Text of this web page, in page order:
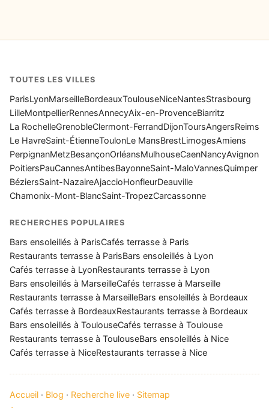
TOUTES LES VILLES
ParisLyonMarseilleBordeauxToulouseNiceNantesStrasbourg
LilleMontpellierRennesAnnecyAix-en-ProvenceBiarritz
La RochelleGrenobleClermont-FerrandDijonToursAngersReims
Le HavreSaint-ÉtienneToulonLe MansBrestLimogesAmiens
PerpignanMetzBesançonOrléansMulhouseCaenNancyAvignon
PoitiersPauCannesAntibesBayonneSaint-MaloVannesQuimper
BéziersSaint-NazaireAjaccioHonfleurDeauville
Chamonix-Mont-BlancSaint-TropezCarcassonne
RECHERCHES POPULAIRES
Bars ensoleillés à ParisCafés terrasse à Paris
Restaurants terrasse à ParisBars ensoleillés à Lyon
Cafés terrasse à LyonRestaurants terrasse à Lyon
Bars ensoleillés à MarseilleCafés terrasse à Marseille
Restaurants terrasse à MarseilleBars ensoleillés à Bordeaux
Cafés terrasse à BordeauxRestaurants terrasse à Bordeaux
Bars ensoleillés à ToulouseCafés terrasse à Toulouse
Restaurants terrasse à ToulouseBars ensoleillés à Nice
Cafés terrasse à NiceRestaurants terrasse à Nice
Accueil · Blog · Recherche live · Sitemap